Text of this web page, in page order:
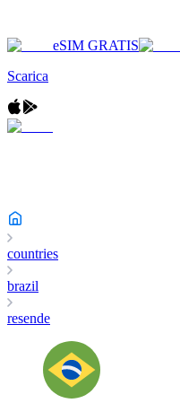
eSIM GRATIS
Scarica
countries
brazil
resende